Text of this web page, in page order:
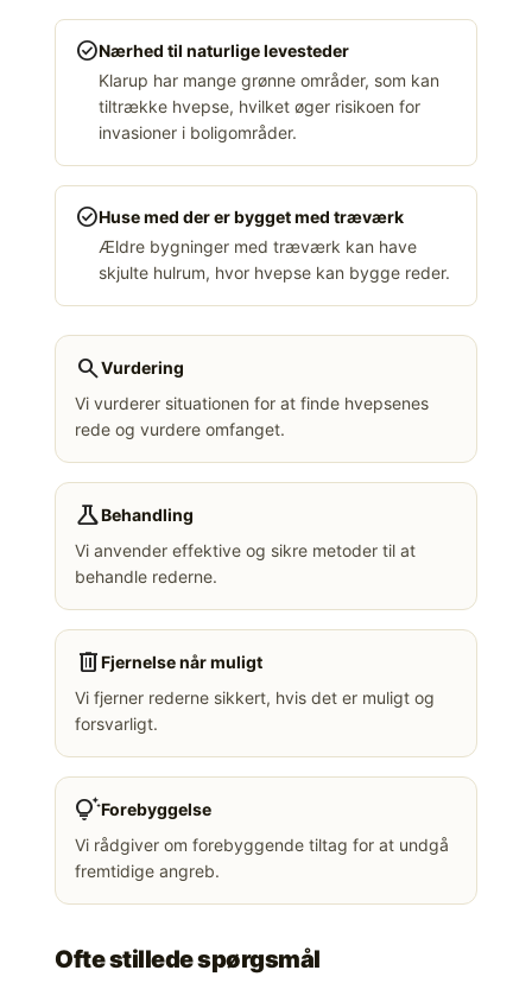
check_circleNærhed til naturlige levesteder
Klarup har mange grønne områder, som kan
tiltrække hvepse, hvilket øger risikoen for
invasioner i boligområder.
check_circleHuse med der er bygget med træværk
Ældre bygninger med træværk kan have
skjulte hulrum, hvor hvepse kan bygge reder.
searchVurdering
Vi vurderer situationen for at finde hvepsenes
rede og vurdere omfanget.
scienceBehandling
Vi anvender effektive og sikre metoder til at
behandle rederne.
deleteFjernelse når muligt
Vi fjerner rederne sikkert, hvis det er muligt og
forsvarligt.
tips_and_updatesForebyggelse
Vi rådgiver om forebyggende tiltag for at undgå
fremtidige angreb.
Ofte stillede spørgsmål